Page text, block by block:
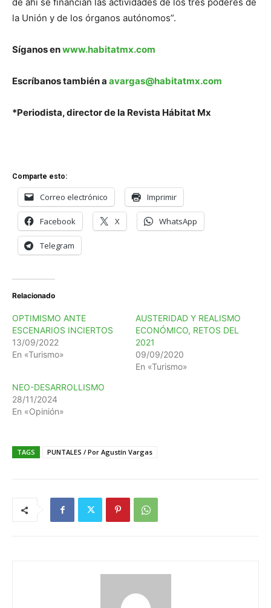
de ahí se financian las actividades de los tres poderes de
la Unión y de los órganos autónomos”.
Síganos enwww.habitatmx.com
Escríbanos también a avargas@habitatmx.com
*Periodista, director de la Revista Hábitat Mx
Comparte esto:
Correo electrónico Imprimir
Facebook X WhatsApp
Telegram
Relacionado
OPTIMISMO ANTE
ESCENARIOS INCIERTOS
13/09/2022
En «Turismo»
AUSTERIDAD Y REALISMO
ECONÓMICO, RETOS DEL
2021
09/09/2020
En «Turismo»
NEO-DESARROLLISMO
28/11/2024
En «Opinión»
TAGS PUNTALES / Por Agustín Vargas